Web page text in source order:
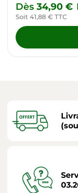
Dès 34,90 €
Soit 41,88 € TTC